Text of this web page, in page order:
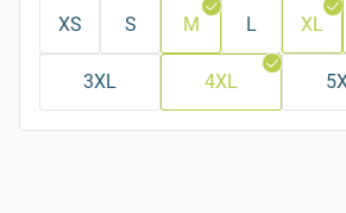
XS S M L XL
3XL 4XL